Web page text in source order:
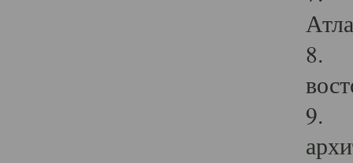
8.
9.